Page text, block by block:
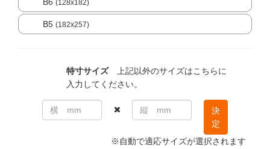
(128x182)
B5 (182x257)
特寸サイズ上記以外のサイズはこちらに
入力してください。
決
定
※自動で適応サイズが選択されます